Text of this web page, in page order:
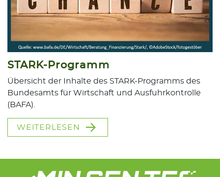
STARK-Programm
Übersicht der Inhalte des STARK-Programms des
Bundesamts für Wirtschaft und Ausfuhrkontrolle
(BAFA).
WEITERLESEN